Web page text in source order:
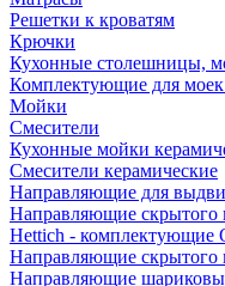
Решетки к кроватям
Крючки
Кухонные столешницы,
Комплектующие для моек
Мойки
Смесители
Кухонные мойки
Смесители керамические
Направляющие для
Направляющие скрытого
Hettich - комплектующие
Направляющие скрытого
Направляющие